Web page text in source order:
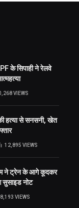
के सिपाही ने रेलवे
VIEWS
हत्या से सनसनी, खेत
12,895 VIEWS
ने ट्रेन के आगे कूदकर
सुसाइड नोट
8,193 VIEWS